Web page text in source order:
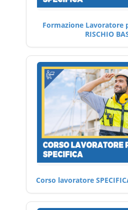
Formazione Lavoratore
RISCHIO
Corso lavoratore